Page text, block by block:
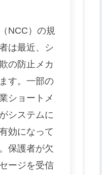
NCC）の規
は最近、シ
の防止メカ
す。一部の
ショートメ
システムに
効になって
保護者が欠
ージを受信